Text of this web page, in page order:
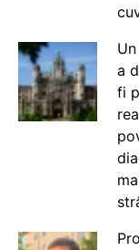
a
fi